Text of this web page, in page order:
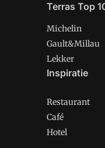
Terras Top
Michelin
Gault&Millau
Lekker
Inspiratie
Restaurant
Café
Hotel